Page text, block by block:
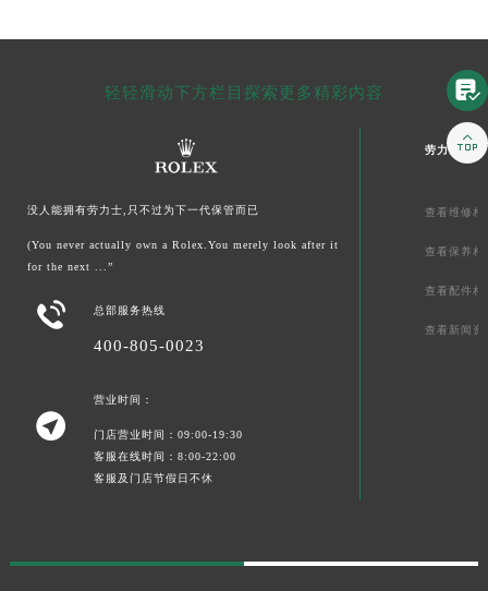
轻轻滑动下方栏目探索更多精彩内容
没人能拥有劳力士,只不过为下一代保管而已
(You never actually own a Rolex.You merely look after it
for the next ...”
 总部服务热线
400-805-0023

营业时间：
门店营业时间：09:00-19:30
客服在线时间：8:00-22:00
客服及门店节假日不休
劳力士文章
查看维修相
查看保养相
查看配件相
查看新闻资

